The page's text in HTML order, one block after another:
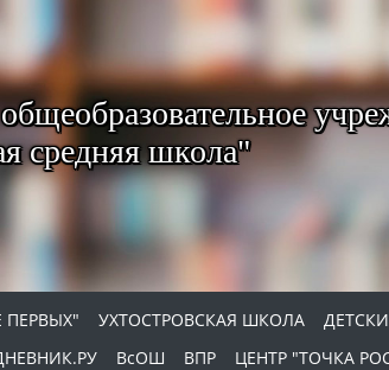
средняя школа"
УХТОСТРОВСКАЯ ШКОЛА
ВсОШ ВПР ЦЕНТР "ТОЧКА